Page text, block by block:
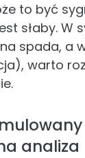
to być
słaby. W
spada, a
warto
analiza